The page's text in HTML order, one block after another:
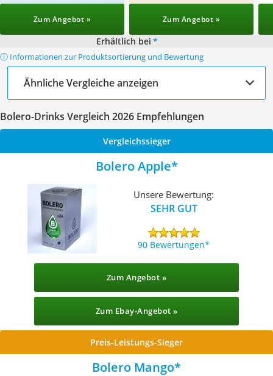
Zum Angebot » Zum Angebot »
Erhältlich bei *
ⓘ Informationen zur Produktsortierung und Bewertung
Ähnliche Vergleiche anzeigen
Bolero-Drinks Vergleich 2026 Empfehlungen
Vergleichssieger
Bolero Apple
Unsere Bewertung:
SEHR GUT
90 Bewertungen
Zum Angebot »
Zum Ebay-Angebot »
Preis-Leistungs-Sieger
Bolero Mango